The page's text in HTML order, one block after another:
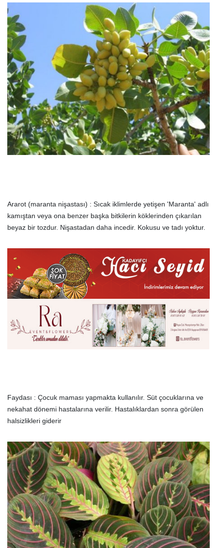
Ararot (maranta nişastası) : Sıcak iklimlerde yetişen 'Maranta' adlı
kamıştan veya ona benzer başka bitkilerin köklerinden çıkarılan
beyaz bir tozdur. Nişastadan daha incedir. Kokusu ve tadı yoktur.
Faydası : Çocuk maması yapmakta kullanılır. Süt çocuklarına ve
nekahat dönemi hastalarına verilir. Hastalıklardan sonra görülen
halsizlikleri giderir